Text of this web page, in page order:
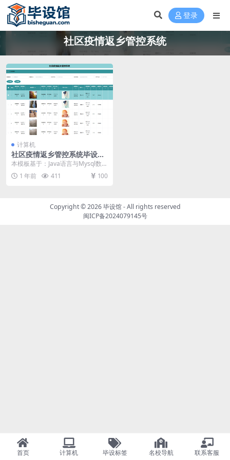
登录
社区疫情返乡管控系统
计算机
社区疫情返乡管控系统毕设模
板 毕业设计模板及毕业论文
本模板基于：Java语言与Mysql数据
库开发 系统功能实现 编程人员在搭
建的开...
1 年前 411 100
Copyright © 2026毕设馆- All rights reserved
闽ICP备2024079145号
首页 计算机 毕设标签 名校导航 联系客服